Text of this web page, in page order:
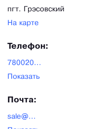
пгт. Грэсовский
На карте
Телефон:
780020...
Показать
Почта:
sale@...